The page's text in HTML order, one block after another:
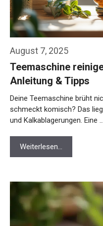
August 7, 2025
Teemaschine
Anleitung & Tipps
Deine Teemaschine brüht
schmeckt komisch? Das
und Kalkablagerungen. Eine …
Weiterlesen…